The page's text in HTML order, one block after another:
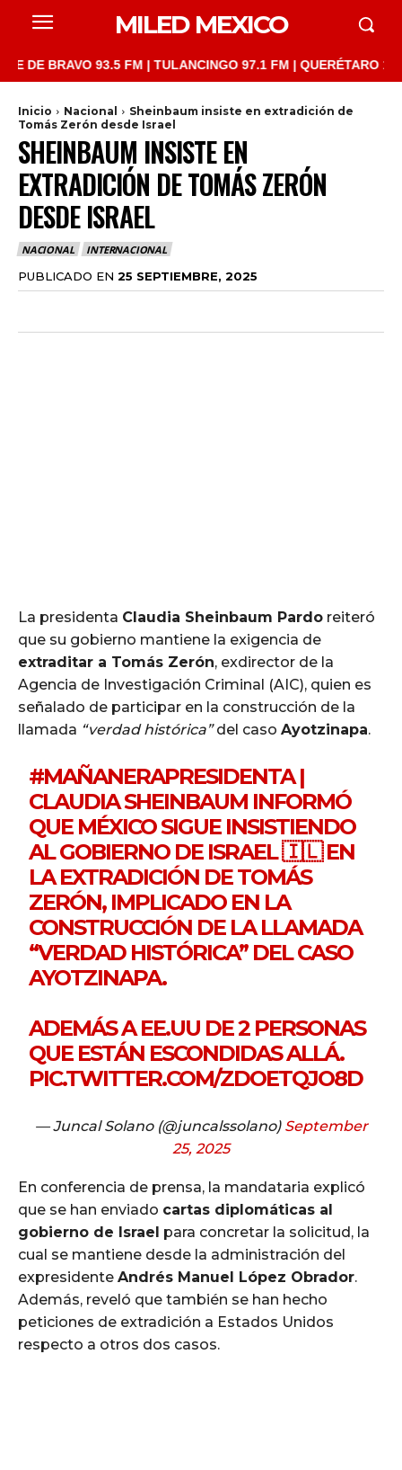
MILED MEXICO
93.5 FM | TULANCINGO 97.1 FM | QUERÉTARO 103.1
Inicio Nacional
Sheinbaum insiste en extradición de
Tomás Zerón desde Israel
SHEINBAUM INSISTE EN
EXTRADICIÓN DE TOMÁS ZERÓN
DESDE ISRAEL
NACIONAL INTERNACIONAL
PUBLICADO EN 25 SEPTIEMBRE, 2025
La presidenta Claudia Sheinbaum Pardo reiteró
que su gobierno mantiene la exigencia de
extraditar a Tomás Zerón, exdirector de la
Agencia de Investigación Criminal (AIC), quien es
señalado de participar en la construcción de la
llamada “verdad histórica”del caso Ayotzinapa.
#MAÑANERAPRESIDENTA|
CLAUDIA SHEINBAUM INFORMÓ
QUE MÉXICO SIGUE INSISTIENDO
AL GOBIERNO DE ISRAEL 🇮🇱 EN
LA EXTRADICIÓN DE TOMÁS
ZERÓN, IMPLICADO EN LA
CONSTRUCCIÓN DE LA LLAMADA
“VERDAD HISTÓRICA” DEL CASO
AYOTZINAPA.
ADEMÁS A EE.UU DE 2 PERSONAS
QUE ESTÁN ESCONDIDAS ALLÁ.
PIC.TWITTER.COM/ZDOETQJO8D
— Juncal Solano (@juncalssolano) September
25, 2025
En conferencia de prensa, la mandataria explicó
que se han enviado cartas diplomáticas al
gobierno de Israel para concretar la solicitud, la
cual se mantiene desde la administración del
expresidente Andrés Manuel López Obrador.
Además, reveló que también se han hecho
peticiones de extradición a Estados Unidos
respecto a otros dos casos.